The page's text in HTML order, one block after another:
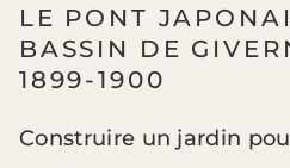
LE PONT
BASSIN DE
1899-1900
Construire un jardin